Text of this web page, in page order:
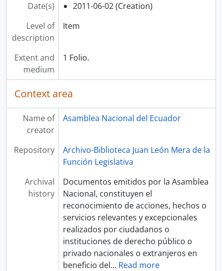
Date(s)
2011-06-02 (Creation)
Level of
description
Item
Extent and
medium
1 Folio.
Context area
Name of
creator
Asamblea Nacional del Ecuador
Repository
Archivo-Biblioteca Juan León Mera de la
Función Legislativa
Archival
history
Documentos emitidos por la Asamblea
Nacional, constituyen el
reconocimiento de acciones, hechos o
servicios relevantes y excepcionales
realizados por ciudadanos o
instituciones de derecho público o
privado nacionales o extranjeros en
beneficio del… Read more